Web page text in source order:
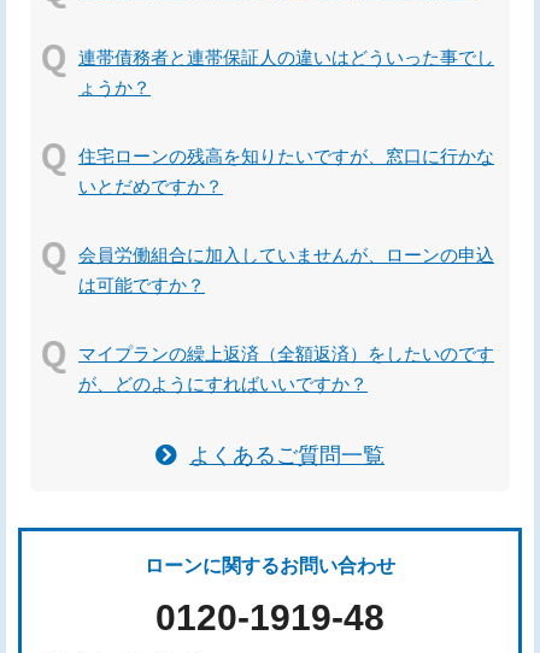
連帯債務者と連帯保証人の違いはどういった事でし
ょうか？
住宅ローンの残高を知りたいですが、窓口に行かな
いとだめですか？
会員労働組合に加入していませんが、ローンの申込
は可能ですか？
マイプランの繰上返済（全額返済）をしたいのです
が、どのようにすればいいですか？
よくあるご質問一覧
ローンに関するお問い合わせ
0120-1919-48